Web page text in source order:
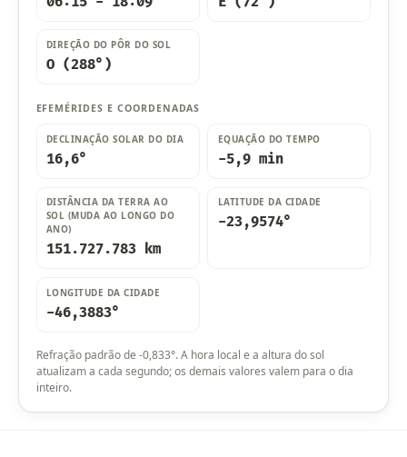
DIREÇÃO DO PÔR DO SOL
O (288°)
EFEMÉRIDES E COORDENADAS
DECLINAÇÃO SOLAR DO DIA
16,6°
EQUAÇÃO DO TEMPO
-5,9 min
DISTÂNCIA DA TERRA AO
SOL (MUDA AO LONGO DO
ANO)
151.727.783 km
LATITUDE DA CIDADE
-23,9574°
LONGITUDE DA CIDADE
-46,3883°
Refração padrão de -0,833°. A hora local e a altura do sol
atualizam a cada segundo; os demais valores valem para o dia
inteiro.